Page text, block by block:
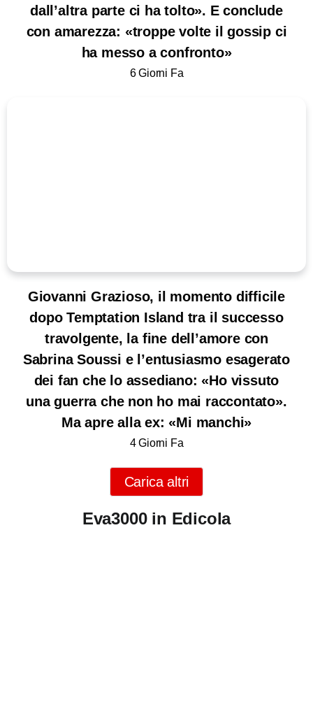
dall’altra parte ci ha tolto». E conclude
con amarezza: «troppe volte il gossip ci
ha messo a confronto»
6 Giorni Fa
Giovanni Grazioso, il momento difficile
dopo Temptation Island tra il successo
travolgente, la fine dell’amore con
Sabrina Soussi e l’entusiasmo esagerato
dei fan che lo assediano: «Ho vissuto
una guerra che non ho mai raccontato».
Ma apre alla ex: «Mi manchi»
4 Giorni Fa
Carica altri
Eva3000 in Edicola